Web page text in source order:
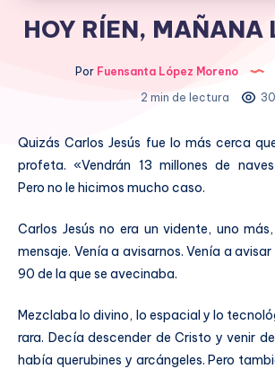
HOY RÍEN, MAÑANA
PorFuensanta López Moreno
2 min de lectura
30
Quizás Carlos Jesús fue lo más cerca
profeta. «Vendrán 13 millones de
Pero no le hicimos mucho caso.
Carlos Jesús no era un vidente, uno
mensaje. Venía a avisarnos. Venía a
90 de la que se avecinaba.
Mezclaba lo divino, lo espacial y lo
rara. Decía descender de Cristo y venir de
había querubines y arcángeles. Pero